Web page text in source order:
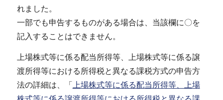
れました。
一部でも申告するものがある場合は、当該欄に〇を
記入することはできません。
上場株式等に係る配当所得等、上場株式等に係る譲
渡所得等における所得税と異なる課税方式の申告方
法の詳細は、「
上場株式等に係る配当所得等、上場